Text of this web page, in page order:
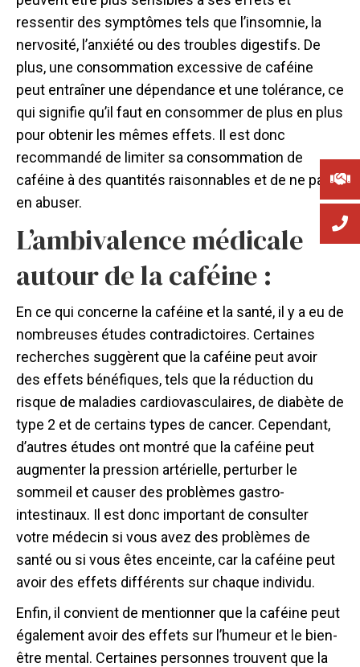
ressentir des symptômes tels que l’insomnie, la
nervosité, l’anxiété ou des troubles digestifs. De
plus, une consommation excessive de caféine
peut entraîner une dépendance et une tolérance, ce
qui signifie qu’il faut en consommer de plus en plus
pour obtenir les mêmes effets. Il est donc
recommandé de limiter sa consommation de
caféine à des quantités raisonnables et de ne pas
en abuser.
L’ambivalence médicale
autour de la caféine :
En ce qui concerne la caféine et la santé, il y a eu de
nombreuses études contradictoires. Certaines
recherches suggèrent que la caféine peut avoir
des effets bénéfiques, tels que la réduction du
risque de maladies cardiovasculaires, de diabète de
type 2 et de certains types de cancer. Cependant,
d’autres études ont montré que la caféine peut
augmenter la pression artérielle, perturber le
sommeil et causer des problèmes gastro-
intestinaux. Il est donc important de consulter
votre médecin si vous avez des problèmes de
santé ou si vous êtes enceinte, car la caféine peut
avoir des effets différents sur chaque individu.
Enfin, il convient de mentionner que la caféine peut
également avoir des effets sur l’humeur et le bien-
être mental. Certaines personnes trouvent que la